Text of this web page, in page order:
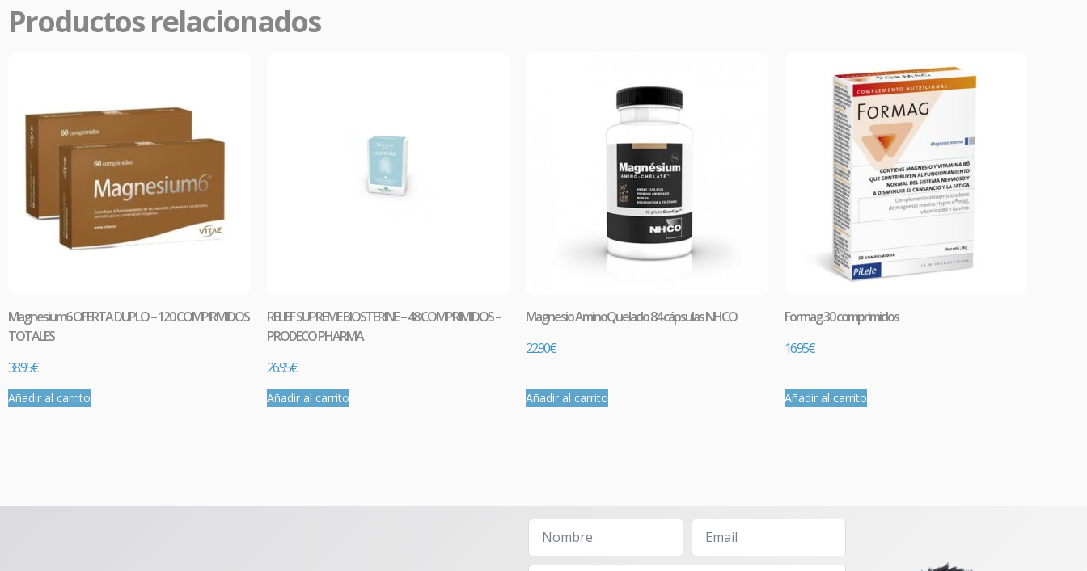
Productos relacionados
Magnesium6 OFERTA DUPLO – 120 COMPIRMIDOS
TOTALES
38.95€
Añadir al carrito
RELIEF SUPREME BIOSTERINE – 48 COMPRIMIDOS –
PRODECO PHARMA
26.95€
Añadir al carrito
Magnesio AminoQuelado 84 cápsulas NHCO
22.90€
Añadir al carrito
Formag 30 comprimidos
16.95€
Añadir al carrito